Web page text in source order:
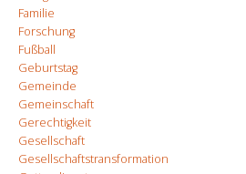
Familie
Forschung
Fußball
Geburtstag
Gemeinde
Gemeinschaft
Gerechtigkeit
Gesellschaft
Gesellschaftstransformation